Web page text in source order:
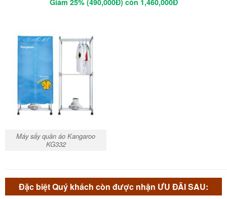
Giảm 25% (490,000Đ) còn 1,460,000Đ
Máy sấy quần áo Kangaroo
KG332
Đặc biệt Quý khách còn được nhận ƯU ĐÃI SAU: